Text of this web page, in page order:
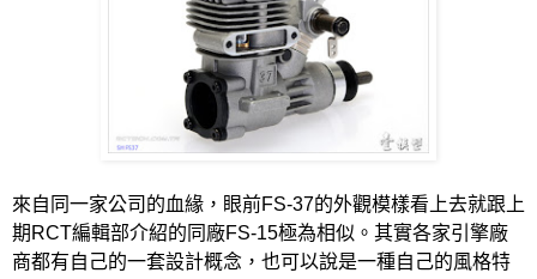
來自同一家公司的血緣，眼前FS-37的外觀模樣看上去就跟上
期 RCT編輯部介紹的同廠FS-15極為相似。其實各家引擎廠
商都有自己的一套設計概念，也可以說是一種自己的風格特